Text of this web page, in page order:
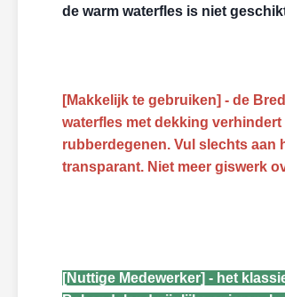
de warm waterfles is niet
[Makkelijk te gebruiken] - de
waterfles met dekking
rubberdegenen. Vul slechts aan
transparant. Niet meer giswerk
[Nuttige Medewerker] - het